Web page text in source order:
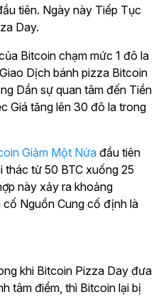
tiên. Ngày này Tiếp Tục
Day.
Bitcoin chạm mức 1 đô la
Dịch bánh pizza Bitcoin
Dần sự quan tâm đến Tiền
Giá tăng lên 30 đô la trong
Giảm Một Nửa đầu tiên
thác từ 50 BTC xuống 25
này xảy ra khoảng
Nguồn Cung cố định là
khi Bitcoin Pizza Day đưa
tâm điểm, thì Bitcoin lại bị